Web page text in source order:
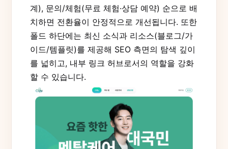
계), 문의/체험(무료 체험·상담 예약) 순으로 배
치하면 전환율이 안정적으로 개선됩니다. 또한
폴드 하단에는 최신 소식과 리소스(블로그/가
이드/템플릿)를 제공해 SEO 측면의 탐색 깊이
를 넓히고, 내부 링크 허브로서의 역할을 강화
할 수 있습니다.